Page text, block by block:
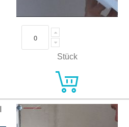
Stück